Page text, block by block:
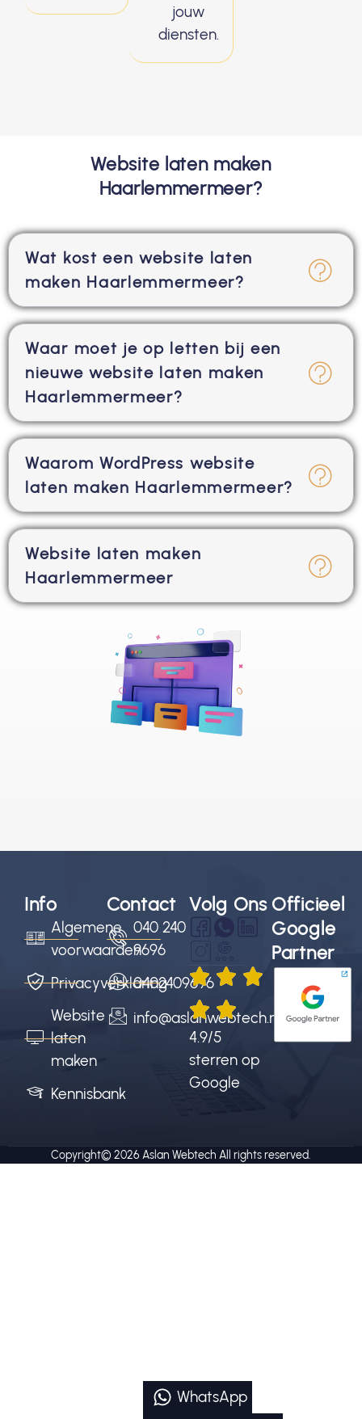
jouw
diensten.
Website laten maken
Haarlemmermeer?
Wat kost een website laten
maken Haarlemmermeer?
Waar moet je op letten bij een
nieuwe website laten maken
Haarlemmermeer?
Waarom WordPress website
laten maken Haarlemmermeer?
Website laten maken
Haarlemmermeer
Info
Algemene
voorwaarden
Privacyverklaring
Website
laten
maken
Kennisbank
Contact
040 240
9696
0402409696
info@aslanwebtech.nl
Volg Ons
4.9/5
sterren op
Google
Officieel
Google
Partner
Copyright© 2026 Aslan Webtech All rights reserved.
WhatsApp